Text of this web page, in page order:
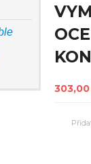
303,00